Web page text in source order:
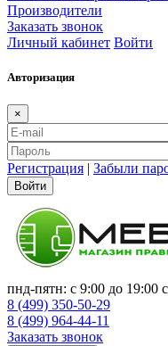
Производители
Заказать звонок
Личный кабинет Войти
Авторизация
×
Регистрация | Забыли
Войти
пнд-пятн: с 9:00 до 19:00
8 (499) 350-50-29
8 (499) 964-44-11
Заказать звонок